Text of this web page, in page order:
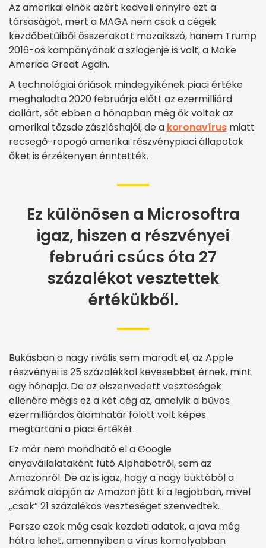
Az amerikai elnök azért kedveli ennyire ezt a
társaságot, mert a MAGA nem csak a cégek
kezdőbetűiből összerakott mozaikszó, hanem Trump
2016-os kampányának a szlogenje is volt, a Make
America Great Again.
A technológiai óriások mindegyikének piaci értéke
meghaladta 2020 februárja előtt az ezermilliárd
dollárt, sőt ebben a hónapban még ők voltak az
amerikai tőzsde zászlóshajói, de a koronavírus miatt
recsegő-ropogó amerikai részvénypiaci állapotok
őket is érzékenyen érintették.
Ez különösen a Microsoftra
igaz, hiszen a részvényei
februári csúcs óta 27
százalékot vesztettek
értékükből.
Bukásban a nagy rivális sem maradt el, az Apple
részvényei is 25 százalékkal kevesebbet érnek, mint
egy hónapja. De az elszenvedett veszteségek
ellenére mégis ez a két cég az, amelyik a bűvös
ezermilliárdos álomhatár fölött volt képes
megtartani a piaci értékét.
Ez már nem mondható el a Google
anyavállalataként futó Alphabetről, sem az
Amazonról. De az is igaz, hogy a nagy buktából a
számok alapján az Amazon jött ki a legjobban, mivel
„csak” 21 százalékos veszteséget szenvedtek.
Persze ezek még csak kezdeti adatok, a java még
hátra lehet, amennyiben a vírus komolyabban